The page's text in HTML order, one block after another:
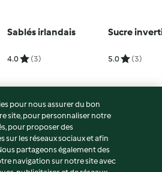
Sablés irlandais
4.0 (3)
Sucre
5.0 (3)
pour nous assurer du bon
site, pour personnaliser notre
pour proposer des
les réseaux sociaux et afin
partageons également des
navigation sur notre site avec